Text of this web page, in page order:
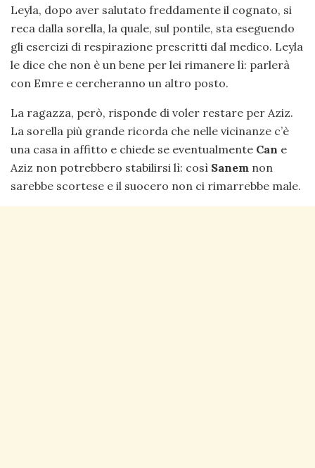
Leyla, dopo aver salutato freddamente il cognato, si
reca dalla sorella, la quale, sul pontile, sta eseguendo
gli esercizi di respirazione prescritti dal medico. Leyla
le dice che non è un bene per lei rimanere lì: parlerà
con Emre e cercheranno un altro posto.
La ragazza, però, risponde di voler restare per Aziz.
La sorella più grande ricorda che nelle vicinanze c’è
una casa in affitto e chiede se eventualmente Can e
Aziz non potrebbero stabilirsi lì: così Sanem non
sarebbe scortese e il suocero non ci rimarrebbe male.